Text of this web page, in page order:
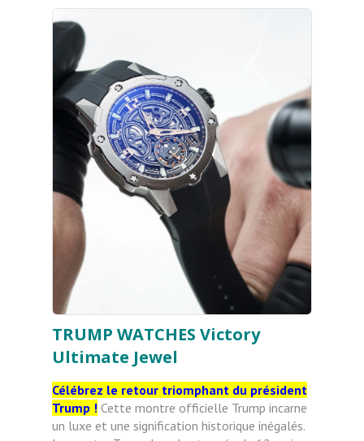
TRUMP WATCHES Victory
Ultimate Jewel
Célébrez le retour triomphant du président
Trump ! Cette montre officielle Trump incarne
un luxe et une signification historique inégalés.